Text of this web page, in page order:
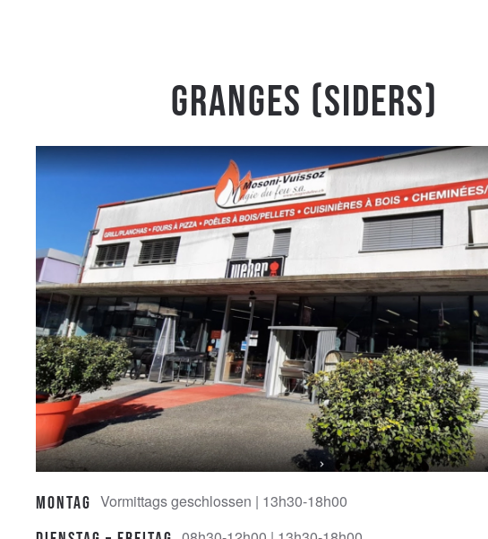
Granges (Siders)
Montag Vormittags geschlossen | 13h30-18h00